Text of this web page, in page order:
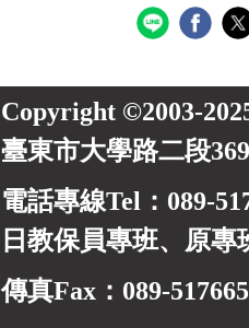
Copyright ©2003-
臺東市大學路二段
電話專線Tel：089-
日教保員專班、 原專
傳真Fax：089-